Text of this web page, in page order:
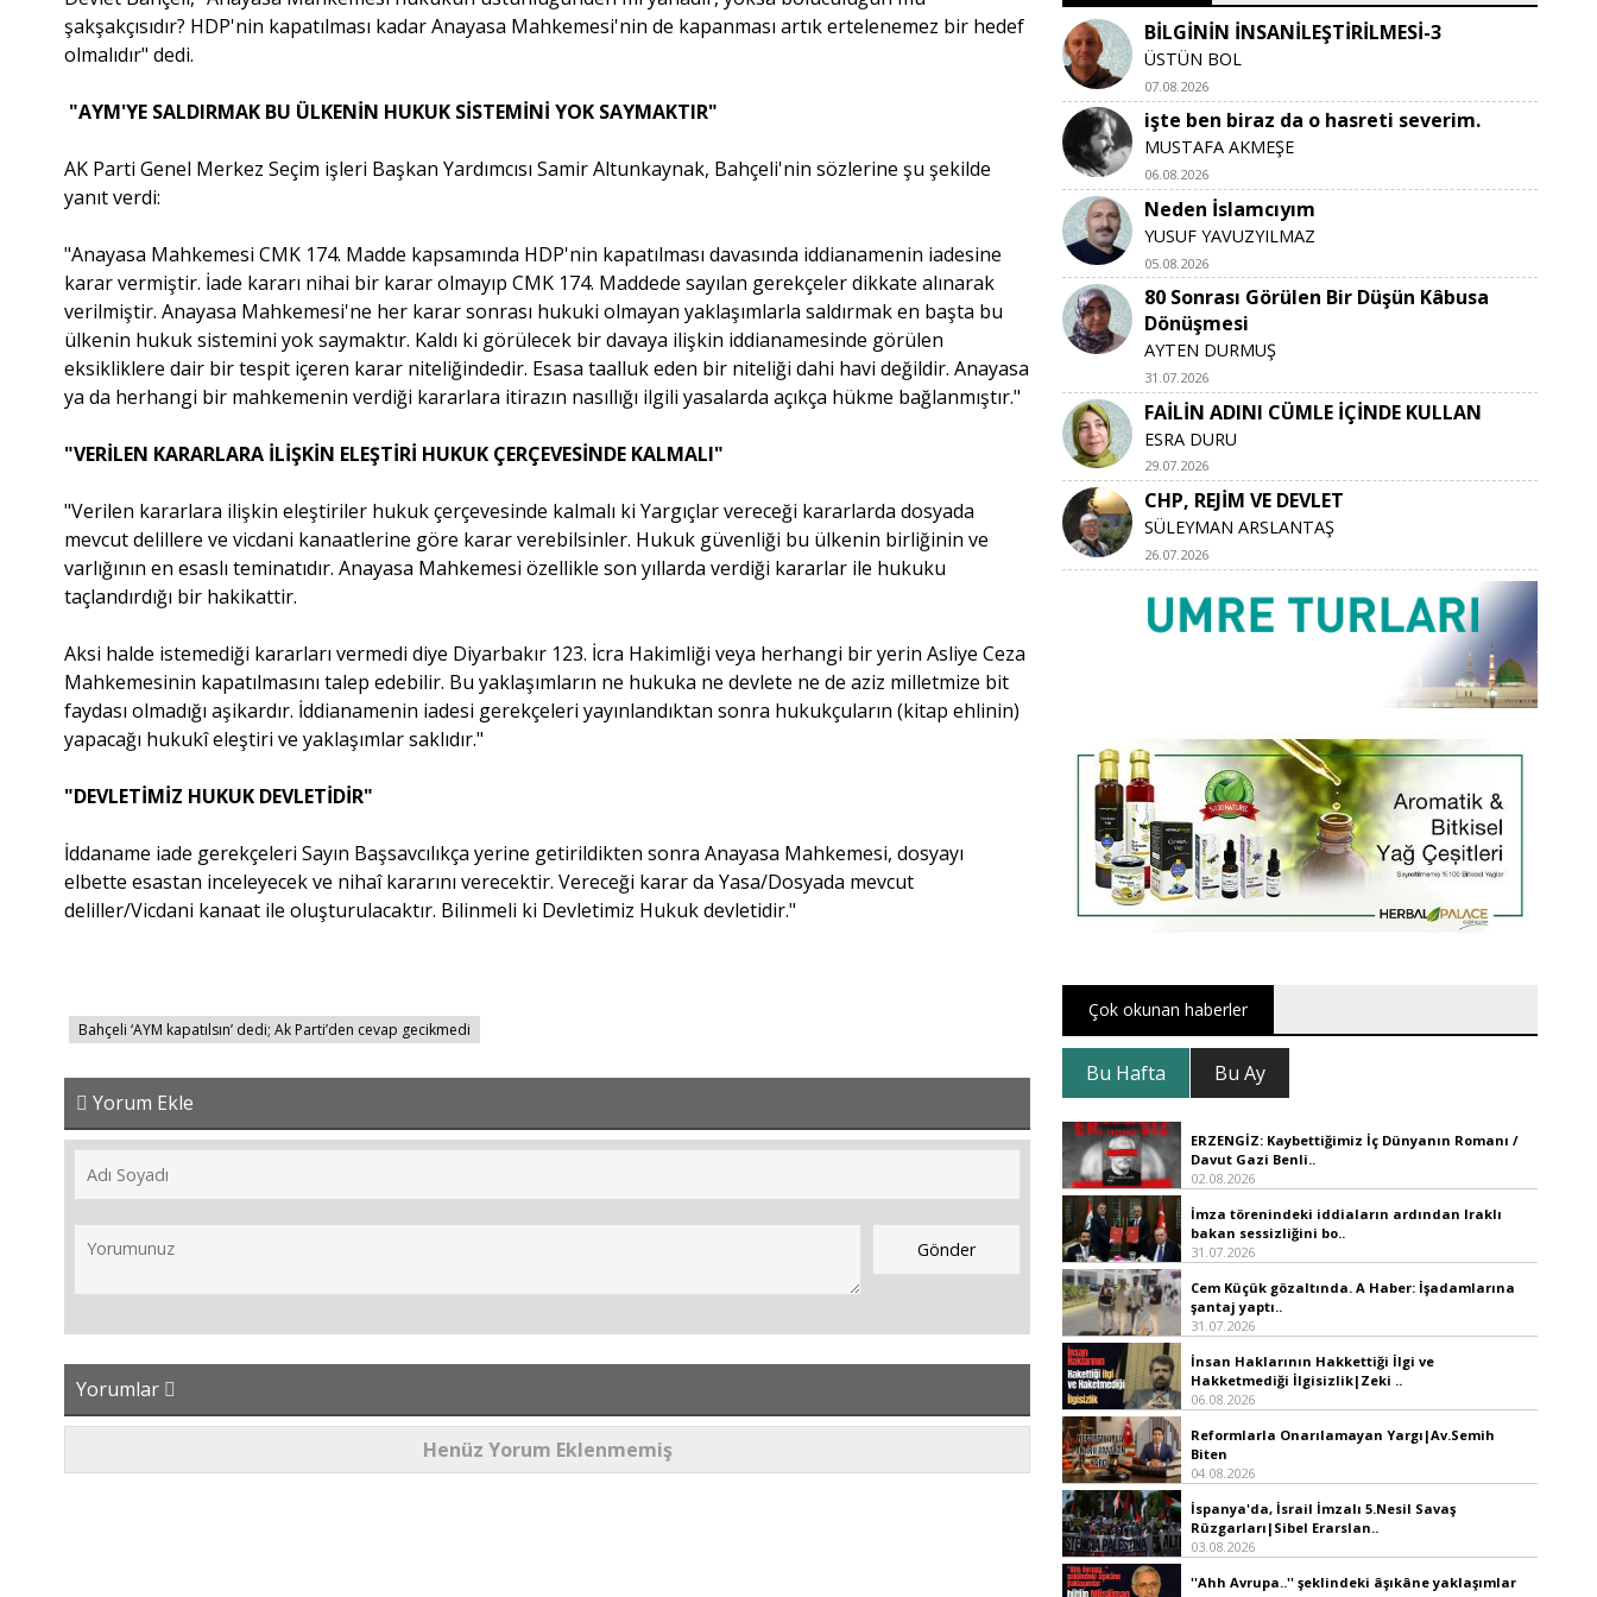
şakşakçısıdır? HDP'nin kapatılması kadar Anayasa Mahkemesi'nin de kapanması artık ertelenemez bir hedef
olmalıdır" dedi.
"AYM'YE SALDIRMAK BU ÜLKENİN HUKUK SİSTEMİNİ YOK SAYMAKTIR"
AK Parti Genel Merkez Seçim işleri Başkan Yardımcısı Samir Altunkaynak, Bahçeli'nin sözlerine şu şekilde
yanıt verdi:
"Anayasa Mahkemesi CMK 174. Madde kapsamında HDP'nin kapatılması davasında iddianamenin iadesine
karar vermiştir. İade kararı nihai bir karar olmayıp CMK 174. Maddede sayılan gerekçeler dikkate alınarak
verilmiştir. Anayasa Mahkemesi'ne her karar sonrası hukuki olmayan yaklaşımlarla saldırmak en başta bu
ülkenin hukuk sistemini yok saymaktır. Kaldı ki görülecek bir davaya ilişkin iddianamesinde görülen
eksikliklere dair bir tespit içeren karar niteliğindedir. Esasa taalluk eden bir niteliği dahi havi değildir. Anayasa
ya da herhangi bir mahkemenin verdiği kararlara itirazın nasıllığı ilgili yasalarda açıkça hükme bağlanmıştır."
"VERİLEN KARARLARA İLİŞKİN ELEŞTİRİ HUKUK ÇERÇEVESİNDE KALMALI"
"Verilen kararlara ilişkin eleştiriler hukuk çerçevesinde kalmalı ki Yargıçlar vereceği kararlarda dosyada
mevcut delillere ve vicdani kanaatlerine göre karar verebilsinler. Hukuk güvenliği bu ülkenin birliğinin ve
varlığının en esaslı teminatıdır. Anayasa Mahkemesi özellikle son yıllarda verdiği kararlar ile hukuku
taçlandırdığı bir hakikattir.
Aksi halde istemediği kararları vermedi diye Diyarbakır 123. İcra Hakimliği veya herhangi bir yerin Asliye Ceza
Mahkemesinin kapatılmasını talep edebilir. Bu yaklaşımların ne hukuka ne devlete ne de aziz milletmize bit
faydası olmadığı aşikardır. İddianamenin iadesi gerekçeleri yayınlandıktan sonra hukukçuların (kitap ehlinin)
yapacağı hukukî eleştiri ve yaklaşımlar saklıdır."
"DEVLETİMİZ HUKUK DEVLETİDİR"
İddaname iade gerekçeleri Sayın Başsavcılıkça yerine getirildikten sonra Anayasa Mahkemesi, dosyayı
elbette esastan inceleyecek ve nihaî kararını verecektir. Vereceği karar da Yasa/Dosyada mevcut
deliller/Vicdani kanaat ile oluşturulacaktır. Bilinmeli ki Devletimiz Hukuk devletidir."
Bahçeli ‘AYM kapatılsın’ dedi; Ak Parti’den cevap gecikmedi
Yorum Ekle
Yorumlar
Henüz Yorum Eklenmemiş
BİLGİNİN İNSANİLEŞTİRİLMESİ-3
ÜSTÜN BOL
07.08.2026
işte ben biraz da o hasreti severim.
MUSTAFA AKMEŞE
06.08.2026
Neden İslamcıyım
YUSUF YAVUZYILMAZ
05.08.2026
80 Sonrası Görülen Bir Düşün Kâbusa
Dönüşmesi
AYTEN DURMUŞ
31.07.2026
FAİLİN ADINI CÜMLE İÇİNDE KULLAN
ESRA DURU
29.07.2026
CHP, REJİM VE DEVLET
SÜLEYMAN ARSLANTAŞ
26.07.2026
Çok okunan haberler
Bu Hafta Bu Ay
ERZENGİZ: Kaybettiğimiz İç Dünyanın Romanı /
Davut Gazi Benli..
02.08.2026
İmza törenindeki iddiaların ardından Iraklı
bakan sessizliğini bo..
31.07.2026
Cem Küçük gözaltında. A Haber: İşadamlarına
şantaj yaptı..
31.07.2026
İnsan Haklarının Hakkettiği İlgi ve
Hakketmediği İlgisizlik|Zeki ..
06.08.2026
Reformlarla Onarılamayan Yargı|Av.Semih
Biten
04.08.2026
İspanya'da, İsrail İmzalı 5.Nesil Savaş
Rüzgarları|Sibel Erarslan..
03.08.2026
''Ahh Avrupa..'' şeklindeki âşıkâne yaklaşımlar